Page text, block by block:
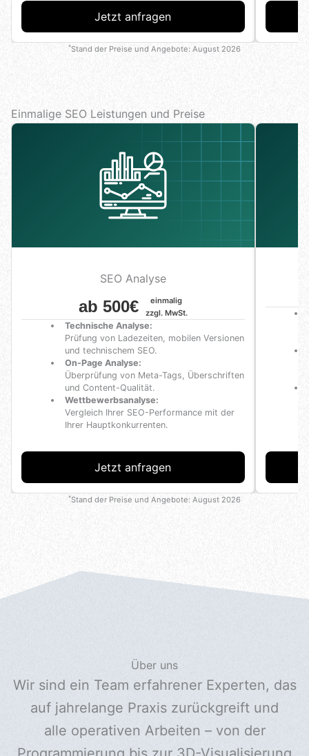
Jetzt anfragen
*Stand der Preise und Angebote: August 2026
Einmalige SEO Leistungen und Preise
SEO Analyse
ab 500€
einmalig
zzgl. MwSt.
Technische Analyse:
Prüfung von Ladezeiten, mobilen Versionen
und technischem SEO.
On-Page Analyse:
Überprüfung von Meta-Tags, Überschriften
und Content-Qualität.
Wettbewerbsanalyse:
Vergleich Ihrer SEO-Performance mit der
Ihrer Hauptkonkurrenten.
Jetzt anfragen
*Stand der Preise und Angebote: August 2026
Über uns
Wir sind ein Team erfahrener Experten, das
auf jahrelange Praxis zurückgreift und
alle operativen Arbeiten – von der